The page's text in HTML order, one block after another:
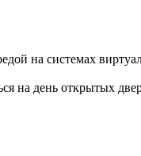
на системах
на день открытых